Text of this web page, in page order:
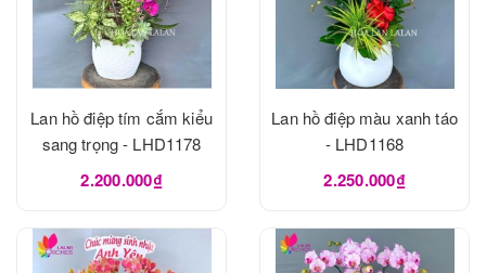
Lan hồ điệp tím cắm kiểu
sang trọng - LHD1178
2.200.000₫
Lan hồ điệp màu xanh táo
- LHD1168
2.250.000₫